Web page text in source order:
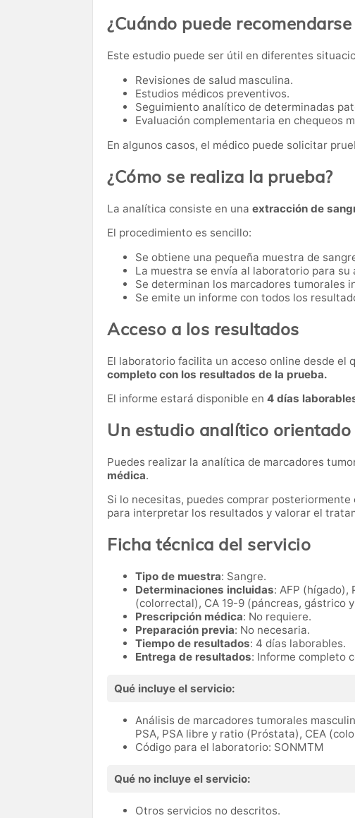
¿Cuándo puede
Este estudio puede ser útil en diferentes
Revisiones de salud masculina.
Estudios médicos preventivos.
Seguimiento analítico de determinadas
Evaluación complementaria en chequeos
En algunos casos, el médico puede solicitar
¿Cómo se realiza la prueba?
La analítica consiste en una extracción de
El procedimiento es sencillo:
Se obtiene una pequeña muestra de
La muestra se envía al laboratorio para su
Se determinan los marcadores tumorales
Se emite un informe con todos los
Acceso a los resultados
El laboratorio facilita un acceso online desde el
completo con los resultados de la prueba.
El informe estará disponible en 4 días
Un estudio analítico
Puedes realizar la analítica de marcadores
médica.
Si lo necesitas, puedes comprar posteriormente
para interpretar los resultados y valorar el
Ficha técnica del servicio
Tipo de muestra: Sangre.
Determinaciones incluidas: AFP (hígado),
(colorrectal), CA 19-9 (páncreas, gástrico
Prescripción médica: No requiere.
Preparación previa: No necesaria.
Tiempo de resultados: 4 días laborables.
Entrega de resultados: Informe completo
Qué incluye el servicio:
Análisis de marcadores tumorales
PSA, PSA libre y ratio (Próstata), CEA
Código para el laboratorio: SONMTM
Qué no incluye el servicio:
Otros servicios no descritos.